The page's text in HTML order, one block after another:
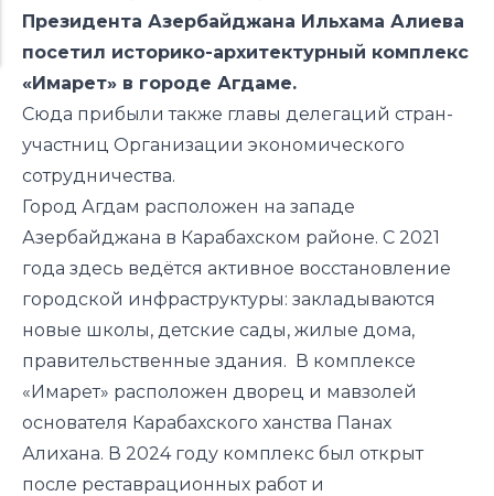
Президента Азербайджана Ильхама Алиева
посетил историко-архитектурный комплекс
«Имарет» в городе Агдаме.
Сюда прибыли также главы делегаций стран-
участниц Организации экономического
сотрудничества.
Город Агдам расположен на западе
Азербайджана в Карабахском районе. С 2021
года здесь ведётся активное восстановление
городской инфраструктуры: закладываются
новые школы, детские сады, жилые дома,
правительственные здания. В комплексе
«Имарет» расположен дворец и мавзолей
основателя Карабахского ханства Панах
Алихана. В 2024 году комплекс был открыт
после реставрационных работ и